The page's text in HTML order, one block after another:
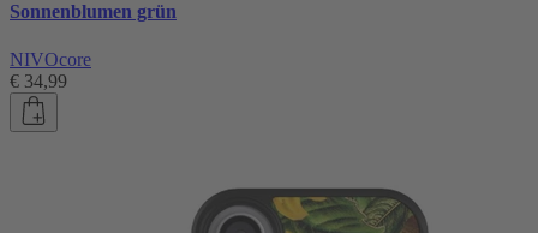
Sonnenblumen grün
NIVOcore
€ 34,99